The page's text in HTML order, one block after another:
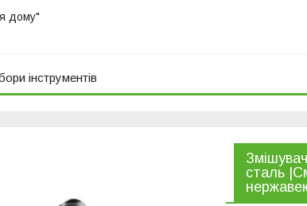
дому"
інструментів
сталь